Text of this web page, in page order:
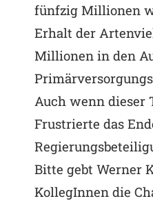
fünfzig Millionen
Erhalt der
Millionen in den
Auch wenn dieser
Frustrierte das
Bitte gebt Werner
KollegInnen die